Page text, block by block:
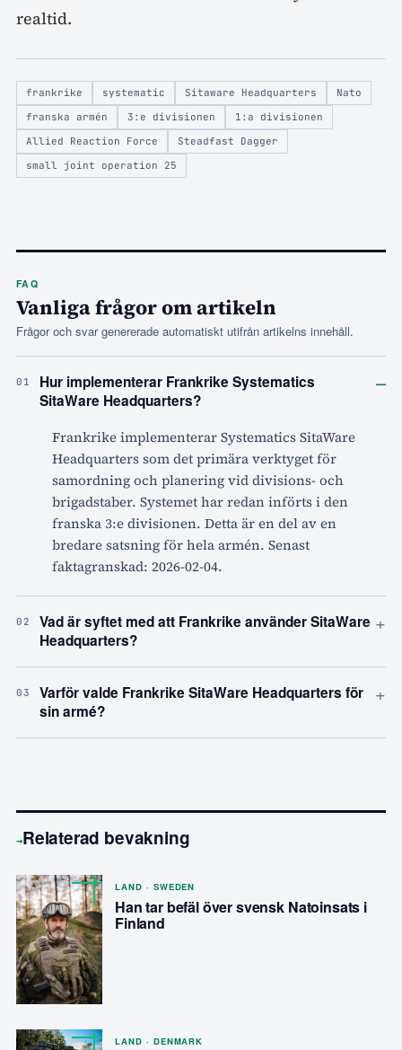
realtid.
frankrike systematic Sitaware Headquarters
Nato
franska armén
3:e divisionen
1:a divisionen
Allied Reaction Force
Steadfast Dagger
small joint operation 25
FAQ
Vanliga frågor om artikeln
Frågor och svar genererade automatiskt utifrån artikelns innehåll.
01
Hur implementerar Frankrike Systematics
SitaWare Headquarters?
–
Frankrike implementerar Systematics SitaWare
Headquarters som det primära verktyget för
samordning och planering vid divisions- och
brigadstaber. Systemet har redan införts i den
franska 3:e divisionen. Detta är en del av en
bredare satsning för hela armén. Senast
faktagranskad: 2026-02-04.
02
Vad är syftet med att Frankrike använder SitaWare
Headquarters?
+
03
Varför valde Frankrike SitaWare Headquarters för
sin armé?
+
→Relaterad bevakning
LAND · SWEDEN
Han tar befäl över svensk Natoinsats i
Finland
LAND · DENMARK